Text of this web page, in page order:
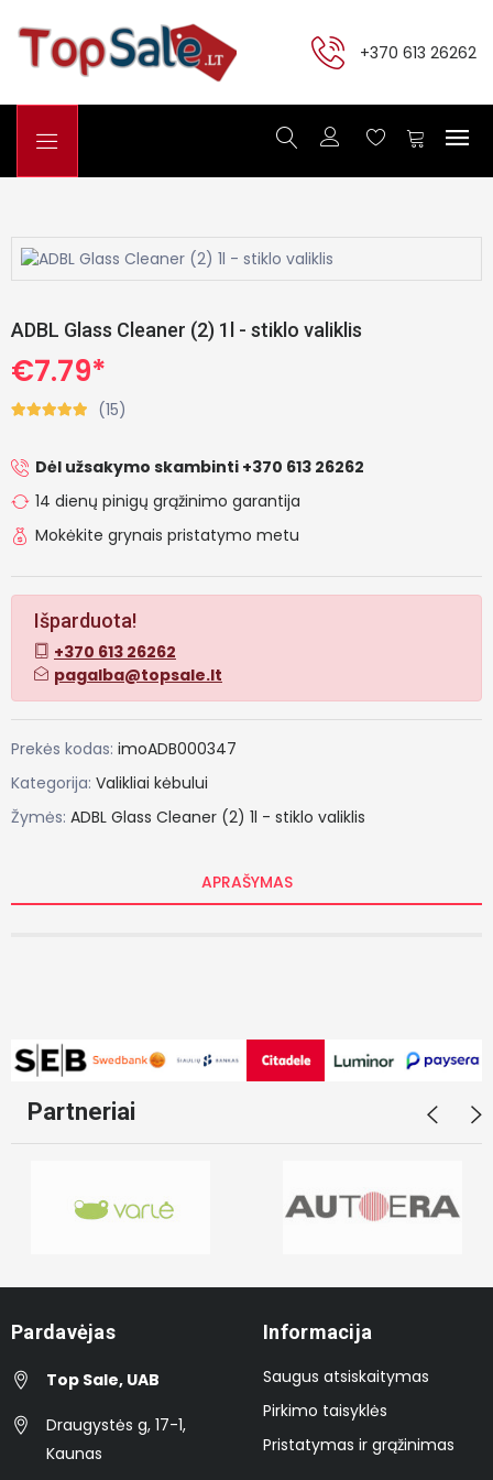
+370 613 26262
ADBL Glass Cleaner (2) 1l - stiklo valiklis
€7.79*
(15)
Dėl užsakymo skambinti +370 613 26262
14 dienų pinigų grąžinimo garantija
Mokėkite grynais pristatymo metu
Išparduota!
+370 613 26262
pagalba@topsale.lt
Prekės kodas: imoADB000347
Kategorija: Valikliai kėbului
Žymės: ADBL Glass Cleaner (2) 1l - stiklo valiklis
APRAŠYMAS
Partneriai
Pardavėjas
Top Sale, UAB
Draugystės g, 17-1,
Kaunas
Informacija
Saugus atsiskaitymas
Pirkimo taisyklės
Pristatymas ir grąžinimas